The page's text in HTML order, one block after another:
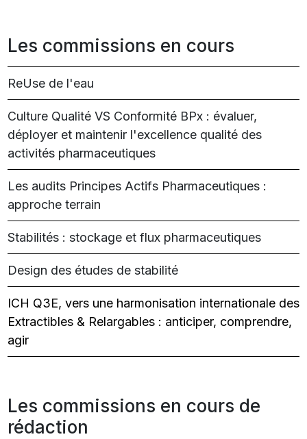
Les commissions en cours
ReUse de l'eau
Culture Qualité VS Conformité BPx : évaluer,
déployer et maintenir l'excellence qualité des
activités pharmaceutiques
Les audits Principes Actifs Pharmaceutiques :
approche terrain
Stabilités : stockage et flux pharmaceutiques
Design des études de stabilité
ICH Q3E, vers une harmonisation internationale des
Extractibles & Relargables : anticiper, comprendre,
agir
Les commissions en cours de
rédaction